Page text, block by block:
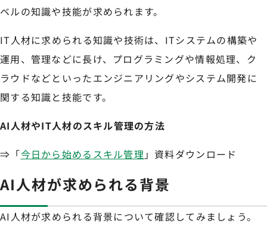
ベルの知識や技能が求められます。
IT人材に求められる知識や技術は、ITシステムの構築や
運用、管理などに長け、プログラミングや情報処理、ク
ラウドなどといったエンジニアリングやシステム開発に
関する知識と技能です。
AI人材やIT人材のスキル管理の方法
⇒「今日から始めるスキル管理 」資料ダウンロード
AI人材が求められる背景
AI人材が求められる背景について確認してみましょう。